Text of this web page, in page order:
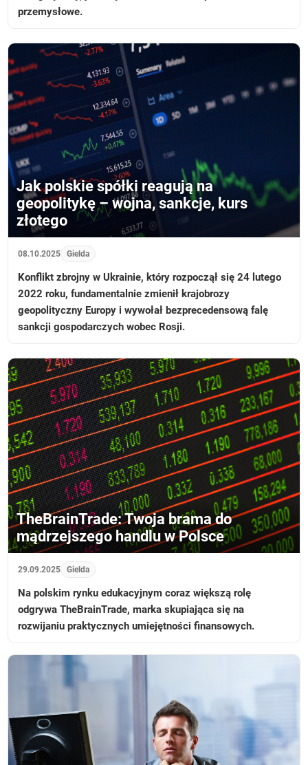
przemysłowe.
Jak polskie spółki reagują na
geopolitykę – wojna, sankcje, kurs
złotego
08.10.2025 Gielda
Konflikt zbrojny w Ukrainie, który rozpoczął się 24 lutego
2022 roku, fundamentalnie zmienił krajobrozy
geopolityczny Europy i wywołał bezprecedensową falę
sankcji gospodarczych wobec Rosji.
TheBrainTrade: Twoja brama do
mądrzejszego handlu w Polsce
29.09.2025 Gielda
Na polskim rynku edukacyjnym coraz większą rolę
odgrywa TheBrainTrade, marka skupiająca się na
rozwijaniu praktycznych umiejętności finansowych.